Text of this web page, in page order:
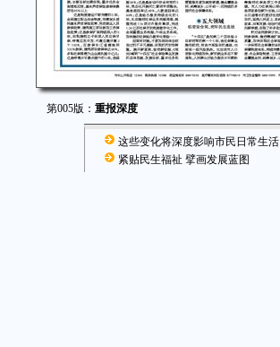
第005版： 重报深度
这些变化将深度影响市民日常生活
紧贴民生福祉 擘画发展蓝图